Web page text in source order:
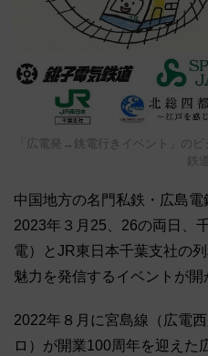
「広電発→銚電行きイベント」の
鉄
中国地方の名門私鉄・広島
2023年３月25、26の両日、
電）とJR東日本千葉支社の
魅力を発信するイベントが開
2022年８月に宮島線（広電
ロ）が開業100周年を迎えた